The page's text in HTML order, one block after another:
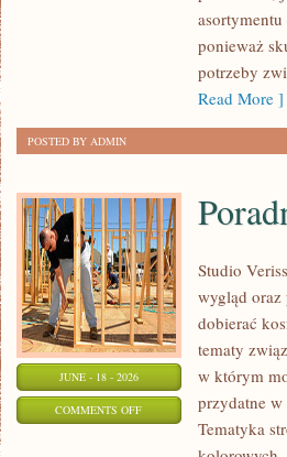
ponieważ
potrzeby
Read More ]
POSTED BY ADMIN
JUNE - 18 - 2026
COMMENTS OFFON
Studio
wygląd oraz
dobierać
tematy
w którym
przydatne
Tematyka